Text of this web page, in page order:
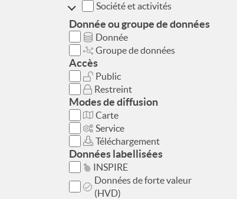
Société et activités
Donnée ou groupe de données
Donnée
Groupe de données
Accès
Public
Restreint
Modes de diffusion
Carte
Service
Téléchargement
Données labellisées
INSPIRE
Données de forte valeur
(HVD)